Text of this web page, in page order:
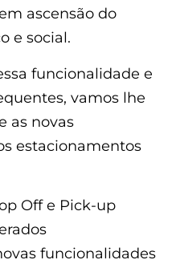
ascensão do
e social.
funcionalidade e
vamos lhe
as novas
estacionamentos
Off e Pick-up
funcionalidades